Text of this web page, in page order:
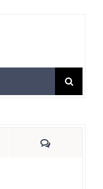
Comments